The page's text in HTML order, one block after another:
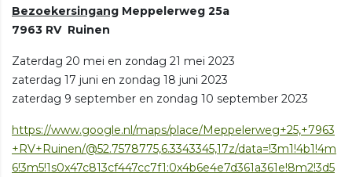
Bezoekersingang Meppelerweg 25a
7963 RV Ruinen
Zaterdag 20 mei en zondag 21 mei 2023
zaterdag 17 juni en zondag 18 juni 2023
zaterdag 9 september en zondag 10 september 2023
https://www.google.nl/maps/place/Meppelerweg+25,+7963
+RV+Ruinen/@52.7578775,6.3343345,17z/data=!3m1!4b1!4m
6!3m5!1s0x47c813cf447cc7f1:0x4b6e4e7d361a361e!8m2!3d5